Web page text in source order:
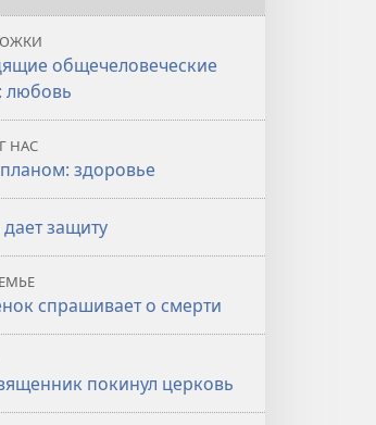
общечеловеческие
любовь
НАС
здоровье
защиту
спрашивает о смерти
покинул церковь